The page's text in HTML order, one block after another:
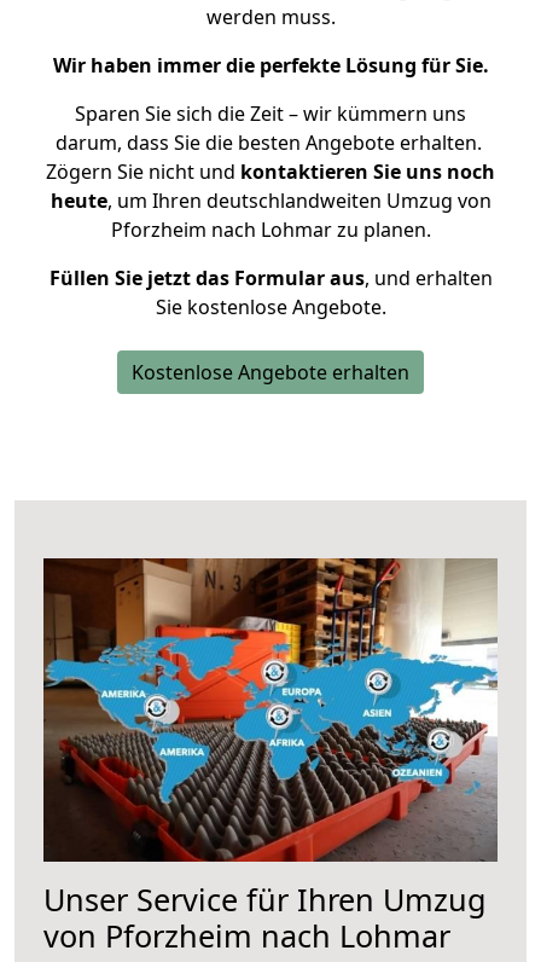
werden muss.
Wir haben immer die perfekte Lösung für Sie.
Sparen Sie sich die Zeit – wir kümmern uns
darum, dass Sie die besten Angebote erhalten.
Zögern Sie nicht und kontaktieren Sie uns noch
heute, um Ihren deutschlandweiten Umzug von
Pforzheim nach Lohmar zu planen.
Füllen Sie jetzt das Formular aus, und erhalten
Sie kostenlose Angebote.
Kostenlose Angebote erhalten
Unser Service für Ihren Umzug
von Pforzheim nach Lohmar